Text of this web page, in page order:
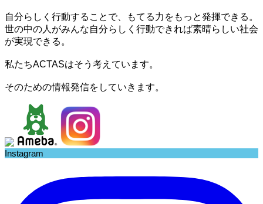
自分らしく行動することで、もてる力をもっと発揮できる。
世の中の人がみんな自分らしく行動できれば素晴らしい社会
が実現できる。
私たちACTASはそう考えています。
そのための情報発信をしていきます。
Instagram